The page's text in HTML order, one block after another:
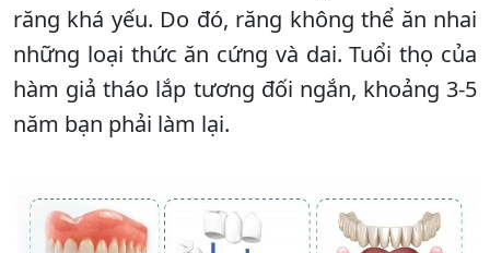
răng khá yếu. Do đó, răng không thể ăn nhai
những loại thức ăn cứng và dai. Tuổi thọ của
hàm giả tháo lắp tương đối ngắn, khoảng 3-5
năm bạn phải làm lại.